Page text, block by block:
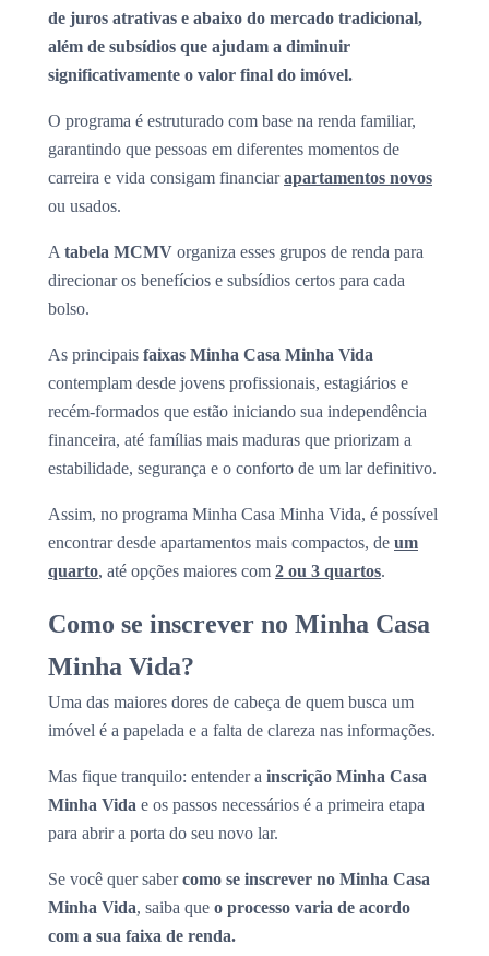
de juros atrativas e abaixo do mercado tradicional,
além de subsídios que ajudam a diminuir
significativamente o valor final do imóvel.
O programa é estruturado com base na renda familiar,
garantindo que pessoas em diferentes momentos de
carreira e vida consigam financiarapartamentos novos
ou usados.
A tabela MCMV organiza esses grupos de renda para
direcionar os benefícios e subsídios certos para cada
bolso.
As principais faixas Minha Casa Minha Vida
contemplam desde jovens profissionais, estagiários e
recém-formados que estão iniciando sua independência
financeira, até famílias mais maduras que priorizam a
estabilidade, segurança e o conforto de um lar definitivo.
Assim, no programa Minha Casa Minha Vida, é possível
encontrar desde apartamentos mais compactos, de um
quarto, até opções maiores com 2 ou 3 quartos.
Como se inscrever no Minha Casa
Minha Vida?
Uma das maiores dores de cabeça de quem busca um
imóvel é a papelada e a falta de clareza nas informações.
Mas fique tranquilo: entender a inscrição Minha Casa
Minha Vida e os passos necessários é a primeira etapa
para abrir a porta do seu novo lar.
Se você quer sabercomo se inscrever no Minha Casa
Minha Vida, saiba que o processo varia de acordo
com a sua faixa de renda.